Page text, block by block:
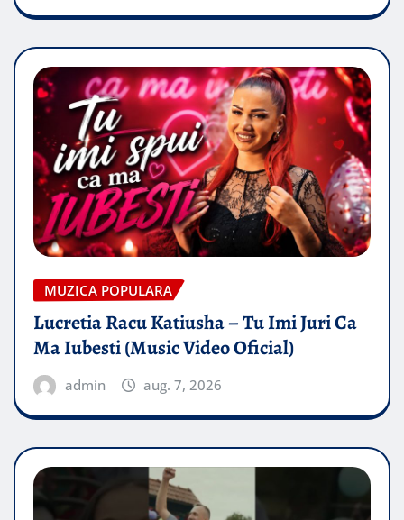
MUZICA POPULARA
Lucretia Racu Katiusha – Tu Imi Juri Ca
Ma Iubesti (Music Video Oficial)
admin aug. 7, 2026